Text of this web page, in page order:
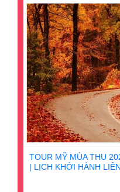
TOUR MỸ MÙA THU
| LỊCH KHỞI HÀNH